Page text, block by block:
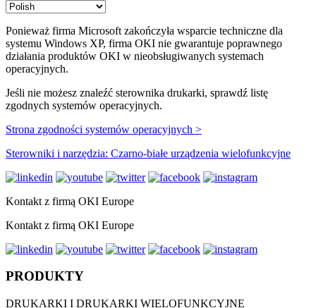
Ponieważ firma Microsoft zakończyła wsparcie techniczne dla
systemu Windows XP, firma OKI nie gwarantuje poprawnego
działania produktów OKI w nieobsługiwanych systemach
operacyjnych.
Jeśli nie możesz znaleźć sterownika drukarki, sprawdź listę
zgodnych systemów operacyjnych.
Strona zgodności systemów operacyjnych >
Sterowniki i narzędzia: Czarno-białe urządzenia wielofunkcyjne
Kontakt z firmą OKI Europe
Kontakt z firmą OKI Europe
PRODUKTY
DRUKARKI I DRUKARKI WIELOFUNKCYJNE